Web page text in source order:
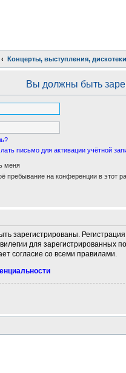
Концерты, выступления, дискотеки
Вы должны быть
письмо для активации учётной
меня
пребывание на конференции в этот
зарегистрированы.
для зарегистрированных
согласие со всеми правилами.